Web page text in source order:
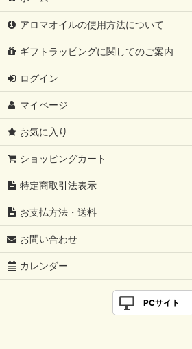
アロマオイルの使用方法について
ギフトラッピングに関してのご案内
ログイン
マイページ
お気に入り
ショッピングカート
特定商取引法表示
お支払方法・送料
お問い合わせ
カレンダー
PCサイト